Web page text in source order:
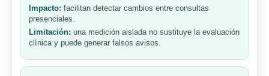
Impacto: facilitan detectar cambios entre consultas
presenciales.
Limitación: una medición aislada no sustituye la evaluación
clínica y puede generar falsos avisos.